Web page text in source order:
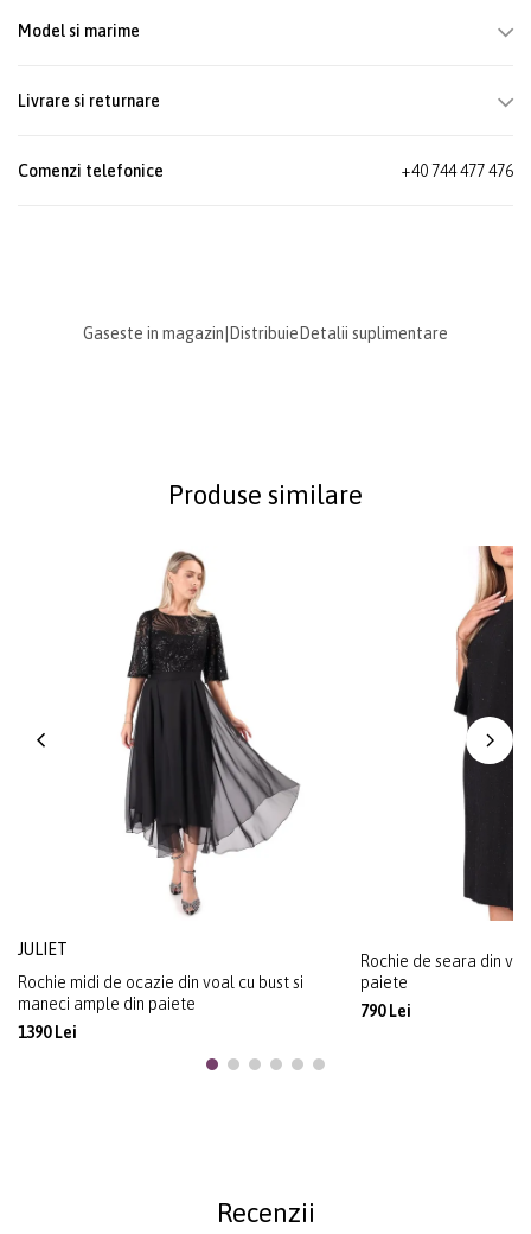
Model si marime
Livrare si returnare
Comenzi telefonice +40 744 477 476
Gaseste in magazin Distribuie Detalii suplimentare
Produse similare
JULIET
Rochie midi de ocazie din voal cu bust si
maneci ample din paiete
1390 Lei
Rochie de seara din
paiete
790 Lei
Recenzii